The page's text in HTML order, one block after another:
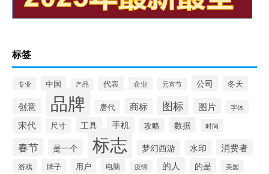
标签
专业 中国 产品 代表 企业 元宵节 公司 冬天
创意 品牌 唐代 商标 图标 图片 字体
宋代 尺寸 工具 手机 攻略 数据 时间
春节 是一个 标志 梦幻西游 水印 消费者
游戏 牌子 用户 电脑 疫情 的人 的是 美国